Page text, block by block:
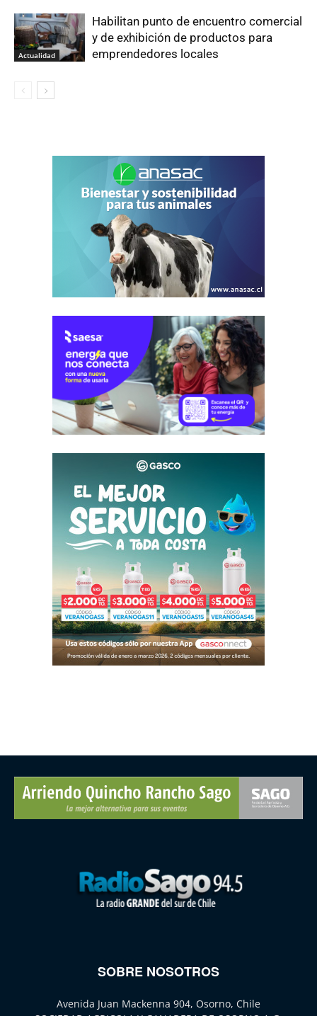
Actualidad
Habilitan punto de encuentro comercial
y de exhibición de productos para
emprendedores locales
SOBRE NOSOTROS
Avenida Juan Mackenna 904, Osorno, Chile